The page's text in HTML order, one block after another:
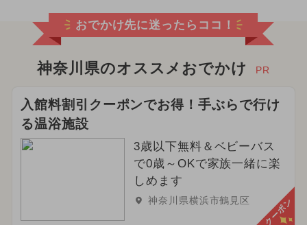
おでかけ先に迷ったらココ！
神奈川県のオススメおでかけ PR
入館料割引クーポンでお得！手ぶらで行け
る温浴施設
3歳以下無料＆ベビーバス
で0歳～OKで家族一緒に楽
しめます
神奈川県横浜市鶴見区 クーポン